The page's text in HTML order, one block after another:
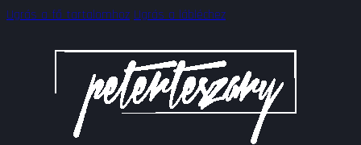
Ugrás a fő tartalomhoz Ugrás a lábléchez